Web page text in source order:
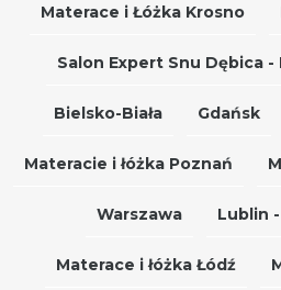
Materace i Łóżka Krosno
Salon Expert Snu Dębica -
Bielsko-Biała Gdańsk
Materacie i łóżka Poznań
Warszawa Lublin
Materace i łóżka Łódź